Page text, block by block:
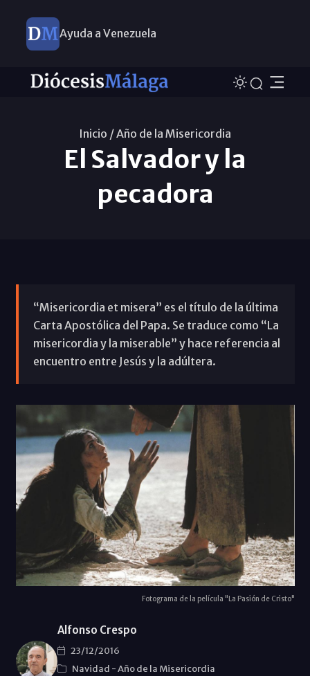
Ayuda a Venezuela
Inicio /Año de la Misericordia
El Salvador y la
pecadora
“Misericordia et misera” es el título de la última
Carta Apostólica del Papa. Se traduce como “La
misericordia y la miserable” y hace referencia al
encuentro entre Jesús y la adúltera.
Fotograma de la película "La Pasión de Cristo"
Alfonso Crespo
23/12/2016
Navidad -Año de la Misericordia